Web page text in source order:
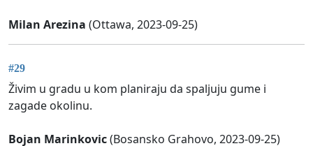
Milan Arezina (Ottawa, 2023-09-25)
#29
Živim u gradu u kom planiraju da spaljuju gume i
zagade okolinu.
Bojan Marinkovic(Bosansko Grahovo, 2023-09-25)